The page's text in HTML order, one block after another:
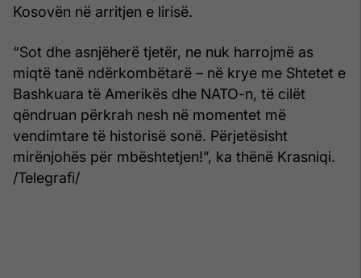
Kosovën në arritjen e lirisë.
“Sot dhe asnjëherë tjetër, ne nuk harrojmë as
miqtë tanë ndërkombëtarë – në krye me Shtetet e
Bashkuara të Amerikës dhe NATO-n, të cilët
qëndruan përkrah nesh në momentet më
vendimtare të historisë sonë. Përjetësisht
mirënjohës për mbështetjen!”, ka thënë Krasniqi.
/Telegrafi/